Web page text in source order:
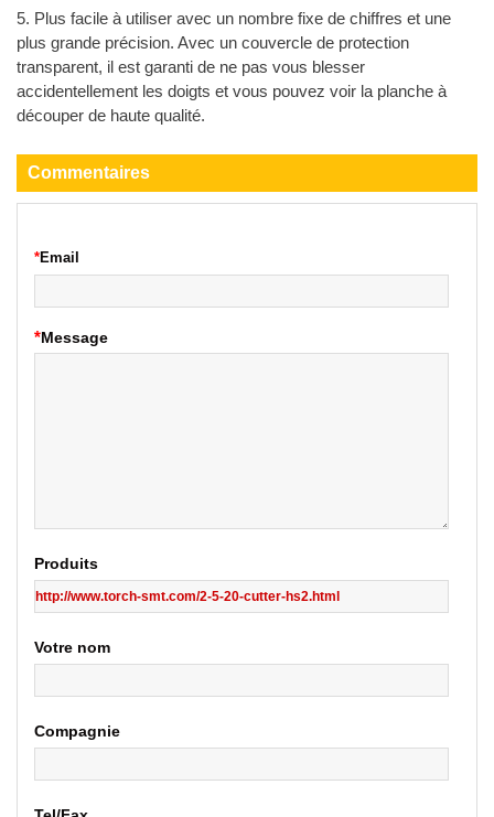
5. Plus facile à utiliser avec un nombre fixe de chiffres et une
plus grande précision. Avec un couvercle de protection
transparent, il est garanti de ne pas vous blesser
accidentellement les doigts et vous pouvez voir la planche à
découper de haute qualité.
Commentaires
*Email
*Message
Produits
Votre nom
Compagnie